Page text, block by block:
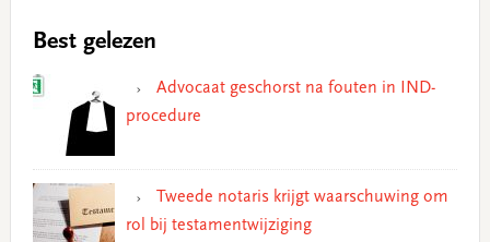
Best gelezen
Advocaat geschorst na fouten in IND-
procedure
Tweede notaris krijgt waarschuwing om
rol bij testamentwijziging